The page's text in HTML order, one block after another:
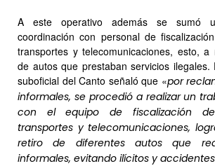
A este operativo además se sumó
coordinación con personal de
transportes y telecomunicaciones, esto,
de autos que prestaban servicios
suboficial del Canto señaló que «por
informales, se procedió a realizar un
con el equipo de fiscalización
transportes y telecomunicaciones,
retiro de diferentes autos que
informales, evitando ilícitos y